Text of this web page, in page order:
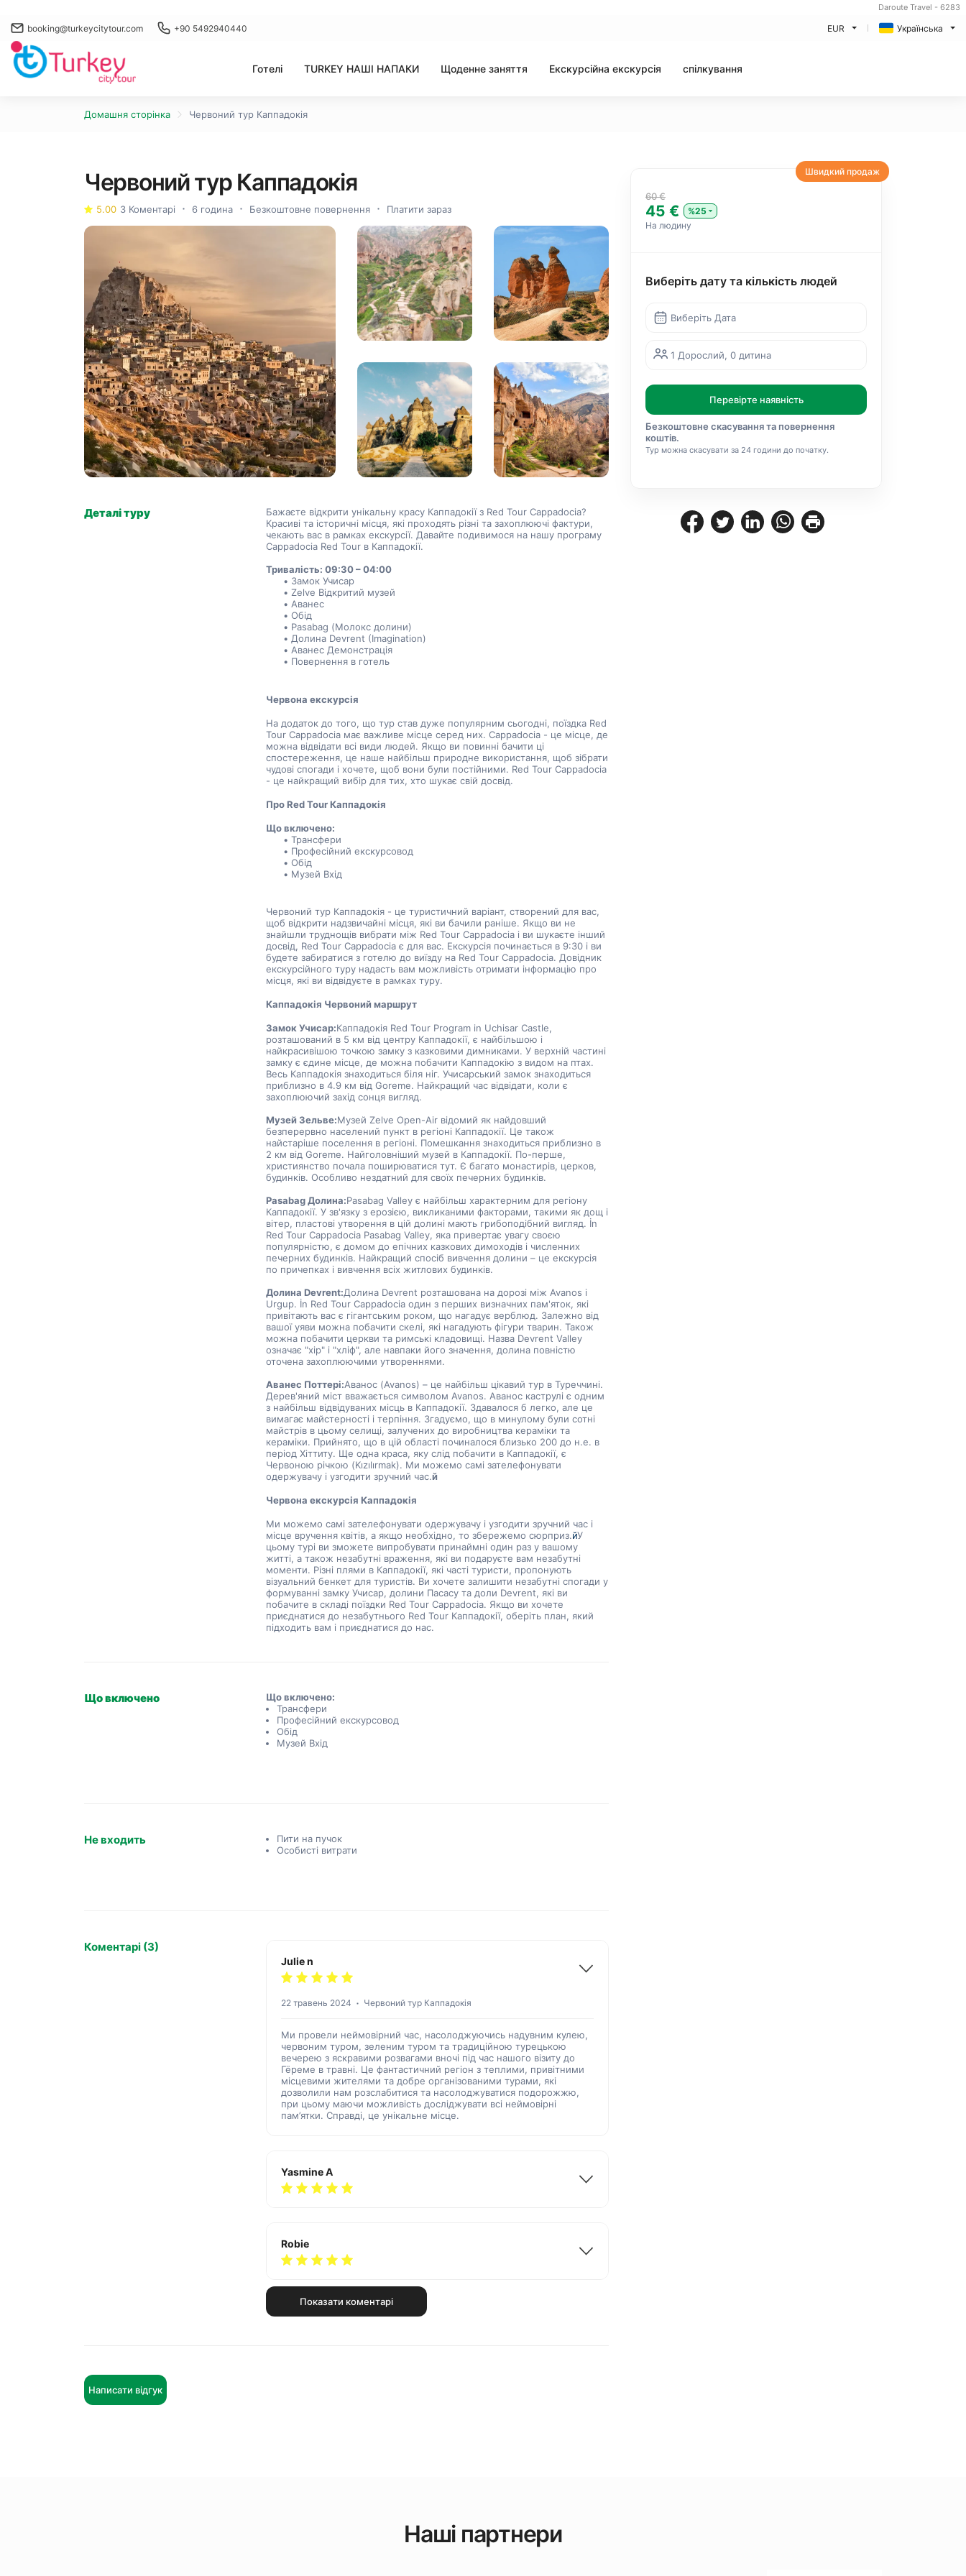
Daroute Travel - 6283
booking@turkeycitytour.com +90 5492940440 EUR Українська
Готелі TURKEY НАШІ НАПАКИ Щоденне заняття Екскурсійна екскурсія спілкування
Домашня сторінка Червоний тур Каппадокія
Червоний тур Каппадокія
5.00 3 Коментарі 6 година Безкоштовне повернення Платити зараз
Деталі туру
Бажаєте відкрити унікальну красу Каппадокії з Red Tour Cappadocia?
Красиві та історичні місця, які проходять різні та захоплюючі фактури,
чекають вас в рамках екскурсії. Давайте подивимося на нашу програму
Cappadocia Red Tour в Каппадокії.
Тривалість: 09:30 – 04:00
Замок Учисар
Zelve Відкритий музей
Аванес
Обід
Pasabag (Молокс долини)
Долина Devrent (Imagination)
Аванес Демонстрація
Повернення в готель
Червона екскурсія
На додаток до того, що тур став дуже популярним сьогодні, поїздка Red
Tour Cappadocia має важливе місце серед них. Cappadocia - це місце, де
можна відвідати всі види людей. Якщо ви повинні бачити ці
спостереження, це наше найбільш природне використання, щоб зібрати
чудові спогади і хочете, щоб вони були постійними. Red Tour Cappadocia
- це найкращий вибір для тих, хто шукає свій досвід.
Про Red Tour Каппадокія
Що включено:
Трансфери
Професійний екскурсовод
Обід
Музей Вхід
Червоний тур Каппадокія - це туристичний варіант, створений для вас,
щоб відкрити надзвичайні місця, які ви бачили раніше. Якщо ви не
знайшли труднощів вибрати між Red Tour Cappadocia і ви шукаєте інший
досвід, Red Tour Cappadocia є для вас. Екскурсія починається в 9:30 і ви
будете забиратися з готелю до виїзду на Red Tour Cappadocia. Довідник
екскурсійного туру надасть вам можливість отримати інформацію про
місця, які ви відвідуєте в рамках туру.
Каппадокія Червоний маршрут
Замок Учисар:Каппадокія Red Tour Program in Uchisar Castle,
розташований в 5 км від центру Каппадокії, є найбільшою і
найкрасивішою точкою замку з казковими димниками. У верхній частині
замку є єдине місце, де можна побачити Каппадокію з видом на птах.
Весь Каппадокія знаходиться біля ніг. Учисарський замок знаходиться
приблизно в 4.9 км від Goreme. Найкращий час відвідати, коли є
захоплюючий захід сонця вигляд.
Музей Зельве:Музей Zelve Open-Air відомий як найдовший
безперервно населений пункт в регіоні Каппадокії. Це також
найстаріше поселення в регіоні. Помешкання знаходиться приблизно в
2 км від Goreme. Найголовніший музей в Каппадокії. По-перше,
християнство почала поширюватися тут. Є багато монастирів, церков,
будинків. Особливо нездатний для своїх печерних будинків.
Pasabag Долина:Pasabag Valley є найбільш характерним для регіону
Каппадокії. У зв'язку з ерозією, викликаними факторами, такими як дощ і
вітер, пластові утворення в цій долині мають грибоподібний вигляд. İn
Red Tour Cappadocia Pasabag Valley, яка привертає увагу своєю
популярністю, є домом до епічних казкових димоходів і численних
печерних будинків. Найкращий спосіб вивчення долини – це екскурсія
по причепках і вивчення всіх житлових будинків.
Долина Devrent:Долина Devrent розташована на дорозі між Avanos і
Urgup. İn Red Tour Cappadocia один з перших визначних пам'яток, які
привітають вас є гігантським роком, що нагадує верблюд. Залежно від
вашої уяви можна побачити скелі, які нагадують фігури тварин. Також
можна побачити церкви та римські кладовищі. Назва Devrent Valley
означає "хір" і "хліф", але навпаки його значення, долина повністю
оточена захоплюючими утвореннями.
Аванес Поттері:Аванос (Avanos) – це найбільш цікавий тур в Туреччині.
Дерев'яний міст вважається символом Avanos. Аванос каструлі є одним
з найбільш відвідуваних місць в Каппадокії. Здавалося б легко, але це
вимагає майстерності і терпіння. Згадуємо, що в минулому були сотні
майстрів в цьому селищі, залучених до виробництва кераміки та
кераміки. Прийнято, що в цій області починалося близько 200 до н.е. в
період Хіттиту. Ще одна краса, яку слід побачити в Каппадокії, є
Червоною річкою (Kızılırmak). Ми можемо самі зателефонувати
одержувачу і узгодити зручний час.й
Червона екскурсія Каппадокія
Ми можемо самі зателефонувати одержувачу і узгодити зручний час і
місце вручення квітів, а якщо необхідно, то збережемо сюрприз.йУ
цьому турі ви зможете випробувати принаймні один раз у вашому
житті, а також незабутні враження, які ви подаруєте вам незабутні
моменти. Різні плями в Каппадокії, які часті туристи, пропонують
візуальний бенкет для туристів. Ви хочете залишити незабутні спогади у
формуванні замку Учисар, долини Пасасу та доли Devrent, які ви
побачите в складі поїздки Red Tour Cappadocia. Якщо ви хочете
приєднатися до незабутнього Red Tour Каппадокії, оберіть план, який
підходить вам і приєднатися до нас.
Що включено
Що включено:
Трансфери
Професійний екскурсовод
Обід
Музей Вхід
Не входить
Пити на пучок
Особисті витрати
Коментарі (3)
Julie n
22 травень 2024 Червоний тур Каппадокія
Ми провели неймовірний час, насолоджуючись надувним кулею,
червоним туром, зеленим туром та традиційною турецькою
вечерею з яскравими розвагами вночі під час нашого візиту до
Гёреме в травні. Це фантастичний регіон з теплими, привітними
місцевими жителями та добре організованими турами, які
дозволили нам розслабитися та насолоджуватися подорожжю,
при цьому маючи можливість досліджувати всі неймовірні
пам’ятки. Справді, це унікальне місце.
Yasmine A
Robie
Показати коментарі
Написати відгук
Швидкий продаж
60 €
45 €
%25
На людину
Виберіть дату та кількість людей
Виберіть Дата
1 Дорослий, 0 дитина
Перевірте наявність
Безкоштовне скасування та повернення
коштів.
Тур можна скасувати за 24 години до початку.
Наші партнери